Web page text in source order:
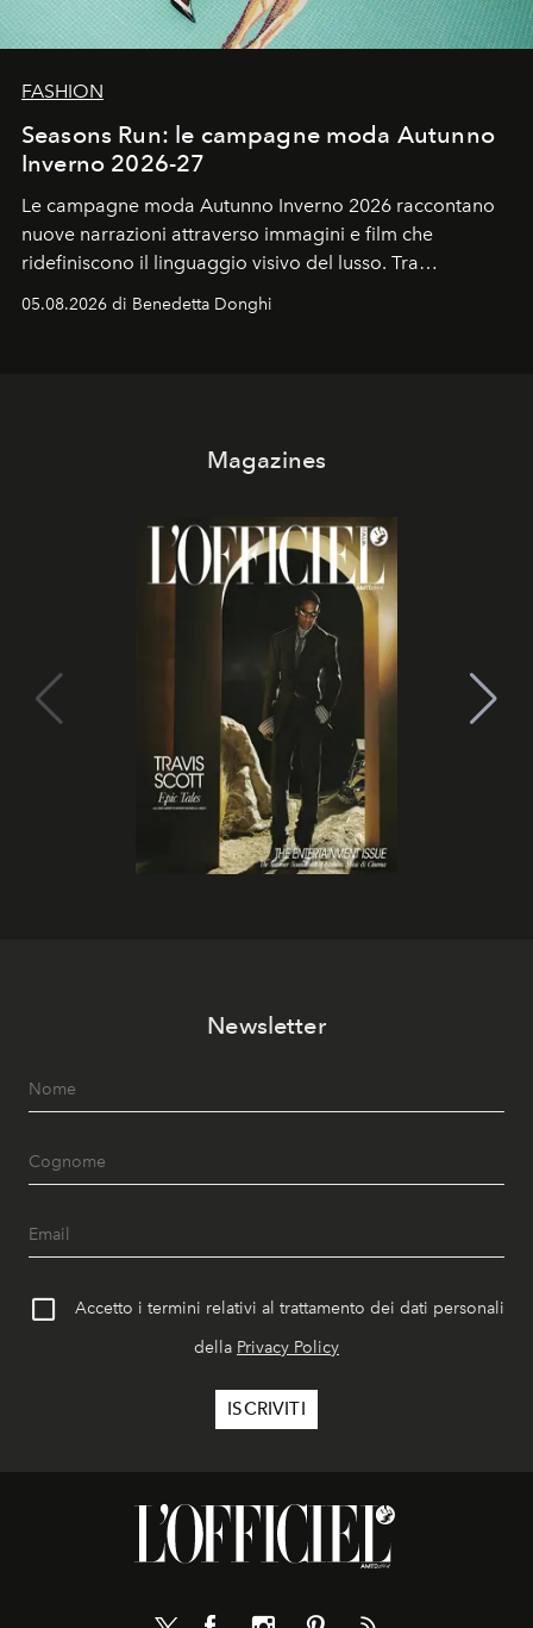
FASHION
Seasons Run: le campagne moda Autunno
Inverno 2026-27
Le campagne moda Autunno Inverno 2026 raccontano
nuove narrazioni attraverso immagini e film che
ridefiniscono il linguaggio visivo del lusso. Tra
contemporanea e storytelling d'autore, le maison
05.08.2026 di Benedetta Donghi
Magazines
Newsletter
Accetto i termini relativi al trattamento dei dati personali
della Privacy Policy